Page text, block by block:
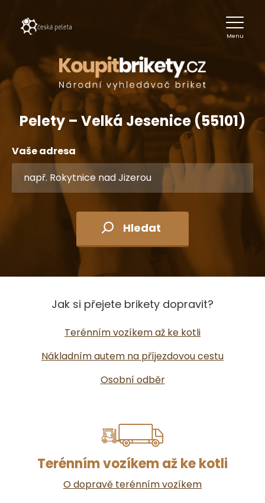
Menu
Pelety – Velká Jesenice (55101)
Vaše adresa
Hledat
Jak si přejete brikety dopravit?
Terénním vozíkem až ke kotli
Nákladním autem na příjezdovou cestu
Osobní odběr
Terénním vozíkem až ke kotli
O dopravě terénním vozíkem